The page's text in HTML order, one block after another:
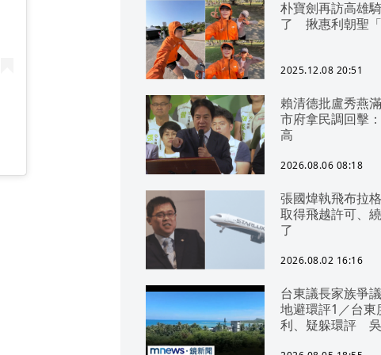
朴寶劍再訪高雄
了 揪惠利朝聖
2025.12.08 20:51
賴清德批盧秀燕
市府拿民調回擊
高
2026.08.06 08:18
張國煒執飛布拉
取得飛越許可、
了
2026.08.02 16:16
台東議長家族爭
地避環評1／台東
利、疑躲環評 吳